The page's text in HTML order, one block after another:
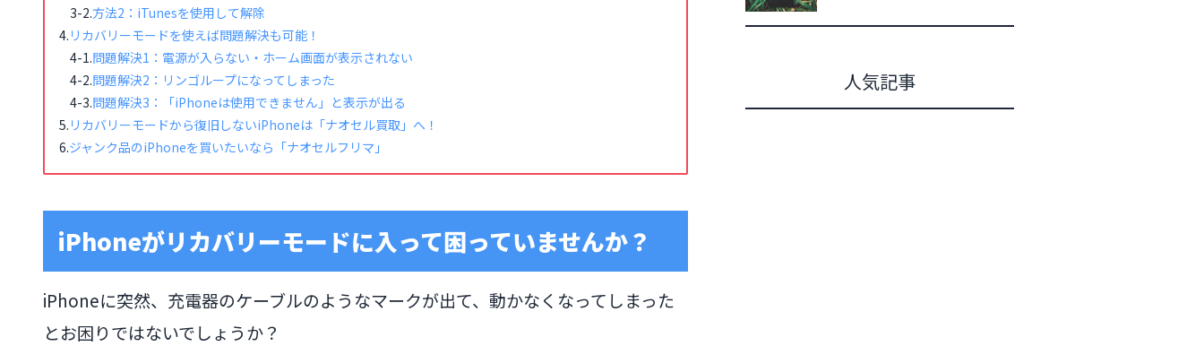
方法2：iTunesを使用して解除
リカバリーモードを使えば問題解決も可能！
問題解決1：電源が入らない・ホーム画面が表示されない
問題解決2：リンゴループになってしまった
問題解決3：「iPhoneは使用できません」と表示が出る
リカバリーモードから復旧しないiPhoneは「ナオセル買取」へ！
ジャンク品のiPhoneを買いたいなら「ナオセルフリマ」
iPhoneがリカバリーモードに入って困っていませんか？
iPhoneに突然、充電器のケーブルのようなマークが出て、動かなくなってしまった
とお困りではないでしょうか？
人気記事